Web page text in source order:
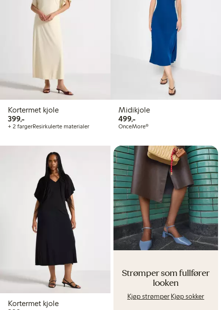
Kortermet kjole
399,-399,00 kr
+ 2 fargerResirkulerte materialer
Midikjole
499,-499,00 kr
OnceMore®
Kortermet kjole
Strømper som fullfører
looken
Kjøp strømperKjøp sokker